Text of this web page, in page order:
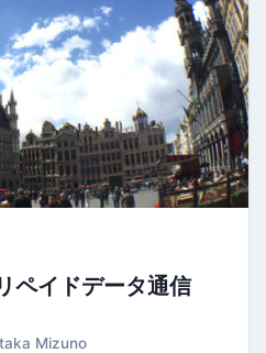
ペイドデータ通信
Mizuno